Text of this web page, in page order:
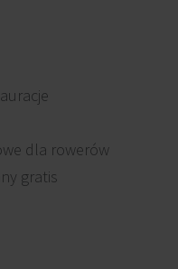
dla rowerów
gratis